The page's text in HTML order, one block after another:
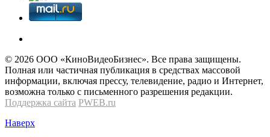
© 2026 OOО «КиноВидеоБизнес». Все права защищены.
Полная или частичная публикация в средствах массовой
информации, включая прессу, телевидение, радио и Интернет,
возможна только с письменного разрешения редакции.
Поддержка сайта PWEB.ru
Наверх